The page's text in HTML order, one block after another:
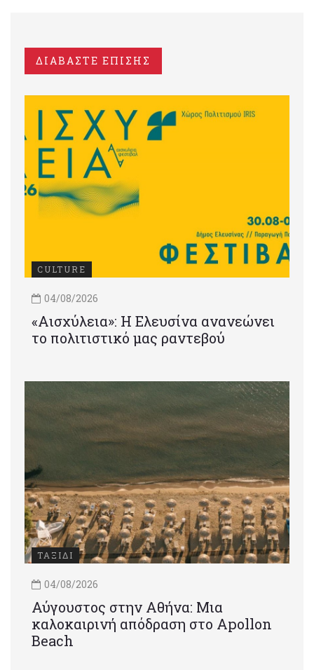
ΔΙΑΒΑΣΤΕ ΕΠΙΣΗΣ
CULTURE
04/08/2026
«Αισχύλεια»: Η Ελευσίνα ανανεώνει
το πολιτιστικό μας ραντεβού
ΤΑΞΙΔΙ
04/08/2026
Αύγουστος στην Αθήνα: Μια
καλοκαιρινή απόδραση στο Apollon
Beach